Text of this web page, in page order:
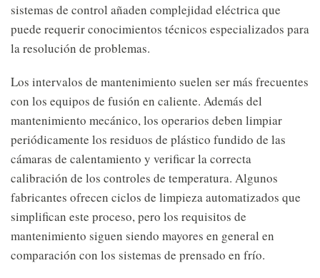
sistemas de control añaden complejidad eléctrica que
puede requerir conocimientos técnicos especializados para
la resolución de problemas.
Los intervalos de mantenimiento suelen ser más frecuentes
con los equipos de fusión en caliente. Además del
mantenimiento mecánico, los operarios deben limpiar
periódicamente los residuos de plástico fundido de las
cámaras de calentamiento y verificar la correcta
calibración de los controles de temperatura. Algunos
fabricantes ofrecen ciclos de limpieza automatizados que
simplifican este proceso, pero los requisitos de
mantenimiento siguen siendo mayores en general en
comparación con los sistemas de prensado en frío.